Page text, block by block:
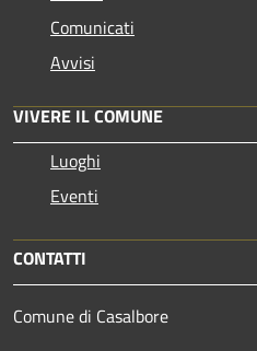
Comunicati
Avvisi
VIVERE IL COMUNE
Luoghi
Eventi
CONTATTI
Comune di Casalbore